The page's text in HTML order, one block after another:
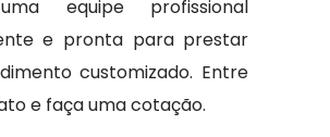
equipe profissional
e pronta para prestar
customizado. Entre
e faça uma cotação.